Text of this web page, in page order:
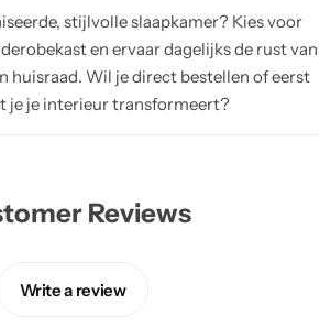
stijlvolle slaapkamer? Kies voor
en ervaar dagelijks de rust van
huisraad. Wil je direct bestellen of eerst
je je interieur transformeert?
Reviews
Write a review